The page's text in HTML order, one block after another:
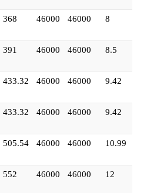
368 46000 46000 8
391 46000 46000 8.5
433.32 46000 46000 9.42
433.32 46000 46000 9.42
505.54 46000 46000 10.99
552 46000 46000 12